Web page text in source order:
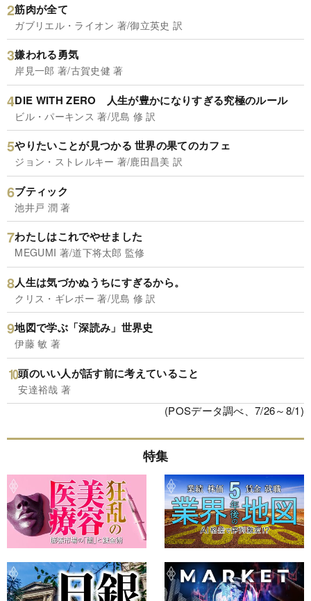
筋肉が全て
ガブリエル・ライオン 著/御立英史 訳
嫌われる勇気
岸見一郎 著/古賀史健 著
DIE WITH ZERO 人生が豊かになりすぎる究極のルール
ビル・パーキンス 著/児島 修 訳
やりたいことが見つかる 世界の果てのカフェ
ジョン・ストレルキー 著/鹿田昌美 訳
ブティック
池井戸 潤 著
わたしはこれでやせました
MEGUMI 著/道下将太郎 監修
人生は気づかぬうちにすぎるから。
クリス・ギレボー 著/児島 修 訳
地図で学ぶ「深読み」世界史
伊藤 敏 著
頭のいい人が話す前に考えていること
安達裕哉 著
(POSデータ調べ、7/26～8/1)
特集